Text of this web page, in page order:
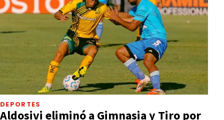
DEPORTES
Aldosivi eliminó a Gimnasia y Tiro por